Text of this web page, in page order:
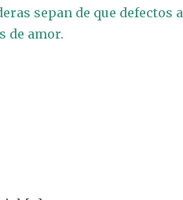
sepan de que defectos
de amor.